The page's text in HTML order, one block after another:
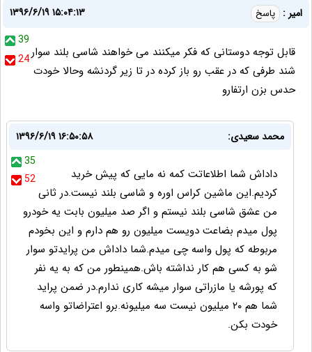
امیر : پاسخ
۱۳۹۶/۶/۱۹ ۱۵:۰۴:۱۳
39
24قابل توجه دوستانی که فکر میکنند می خواهند شاسی بلند سوار
شند طرفی که در عقب رو باز کرده در تا زیر گردنشه وحالا خودت
حدس بزن ارتفارو
محمد سعیدی:
۱۳۹۶/۶/۱۹ ۱۶:۵۰:۵۸
35
52
داداش شما اطلاعاتت کمه نه مایی که پیش خرید
کردیم.این ماشین کراس اوره و شاسی بلند نیست.در ثانی
من عشق شاسی بلند نیستم و اگر صد میلیون بابت یه خودرو
پول میدم بضاعت دویست میلیون رو هم دارم و این بخودم
مربوطه که پول واسه چی میدم.شما داداش من پرایدتو سوار
شو به کسی هم کار نداشته باش.همینطور من که به یه نفر
که پورشه یا مازراتی سوار میشه کاری ندارم.در ضمن پراید
شما هم ۲۰ میلیون نیست سه میلیونه.برو اعتراضاتو واسه
خودت بکن.